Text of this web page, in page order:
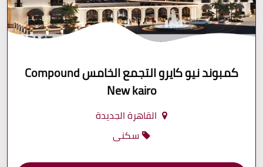
كمبوند نيو كايرو التجمع الخامس Compound
New kairo
القاهرة الجديدة
سكنى